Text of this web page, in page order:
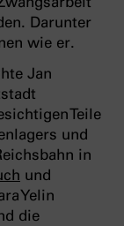
Darunter
wie er.
Jan
Teile
und
in
und
Yelin
die